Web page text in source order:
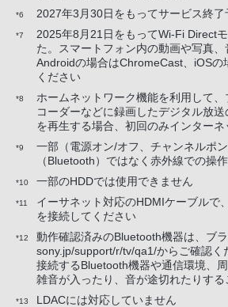
*6 2027年3月30日をもってサービス終了
*7
2025年8月21日をもってWi-Fi Direct
た。スマートフォン内の動画や写真、
Androidの場合はChromeCast、iOSの
ください
*8
ホームネットワーク機能を利用して
コーダーなどに録画したデジタル放
を再生する場合、初回のみインター
*9
一部（電源オン/オフ、チャンネルポ
（Bluetooth）ではなく赤外線での操
*10 一部のHDDでは使用できません
*11
イーサネット対応のHDMIケーブルで
を接続してください
*12
動作確認済みのBluetooth機器は、ブ
sony.jp/support/r/tv/qa1/からご確認く
接続するBluetooth機器や通信環境、
雑音が入ったり、音が途切れたりする
*13 LDACには対応していません